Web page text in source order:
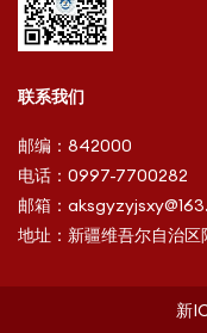
联系我们
邮编： 842000
电话： 0997-7700282
邮箱：
地址： 新疆维吾尔自治
新